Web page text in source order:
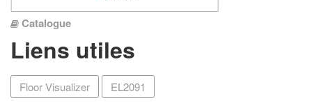
Catalogue
Liens utiles
Floor Visualizer EL2091